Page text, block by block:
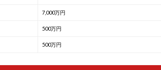
7,000万円
500万円
500万円